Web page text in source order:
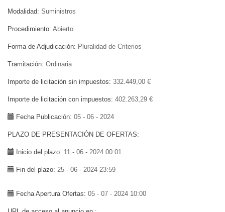
Modalidad Suministros
Procedimiento Abierto
Forma de Adjudicación Pluralidad de Criterios
Tramitación Ordinaria
Importe de licitación sin impuestos 332.449,00 €
Importe de licitación con impuestos 402.263,29 €
Fecha Publicación 05 - 06 - 2024
PLAZO DE PRESENTACIÓN DE OFERTAS
Inicio del plazo 11 - 06 - 2024 00:01
Fin del plazo 25 - 06 - 2024 23:59
Fecha Apertura Ofertas 05 - 07 - 2024 10:00